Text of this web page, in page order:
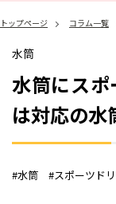
トップページ コラム一覧
水筒にス
は対応の水
水筒
#水筒 #スポーツド